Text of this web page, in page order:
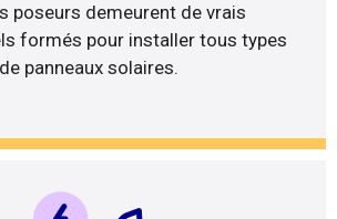
poseurs demeurent de vrais
formés pour installer tous types
de panneaux solaires.